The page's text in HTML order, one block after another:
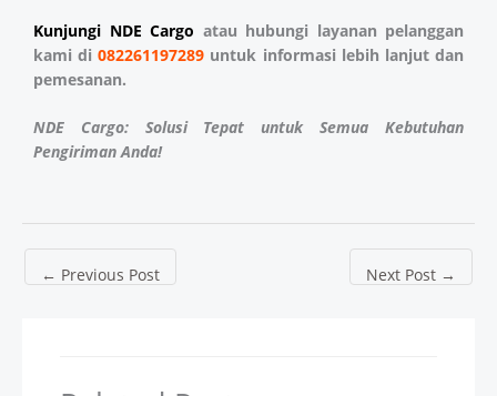
Kunjungi NDE Cargo atau hubungi layanan pelanggan
kami di082261197289 untuk informasi lebih lanjut dan
pemesanan.
NDE Cargo: Solusi Tepat untuk Semua Kebutuhan
Pengiriman Anda!
← Previous Post Next Post →